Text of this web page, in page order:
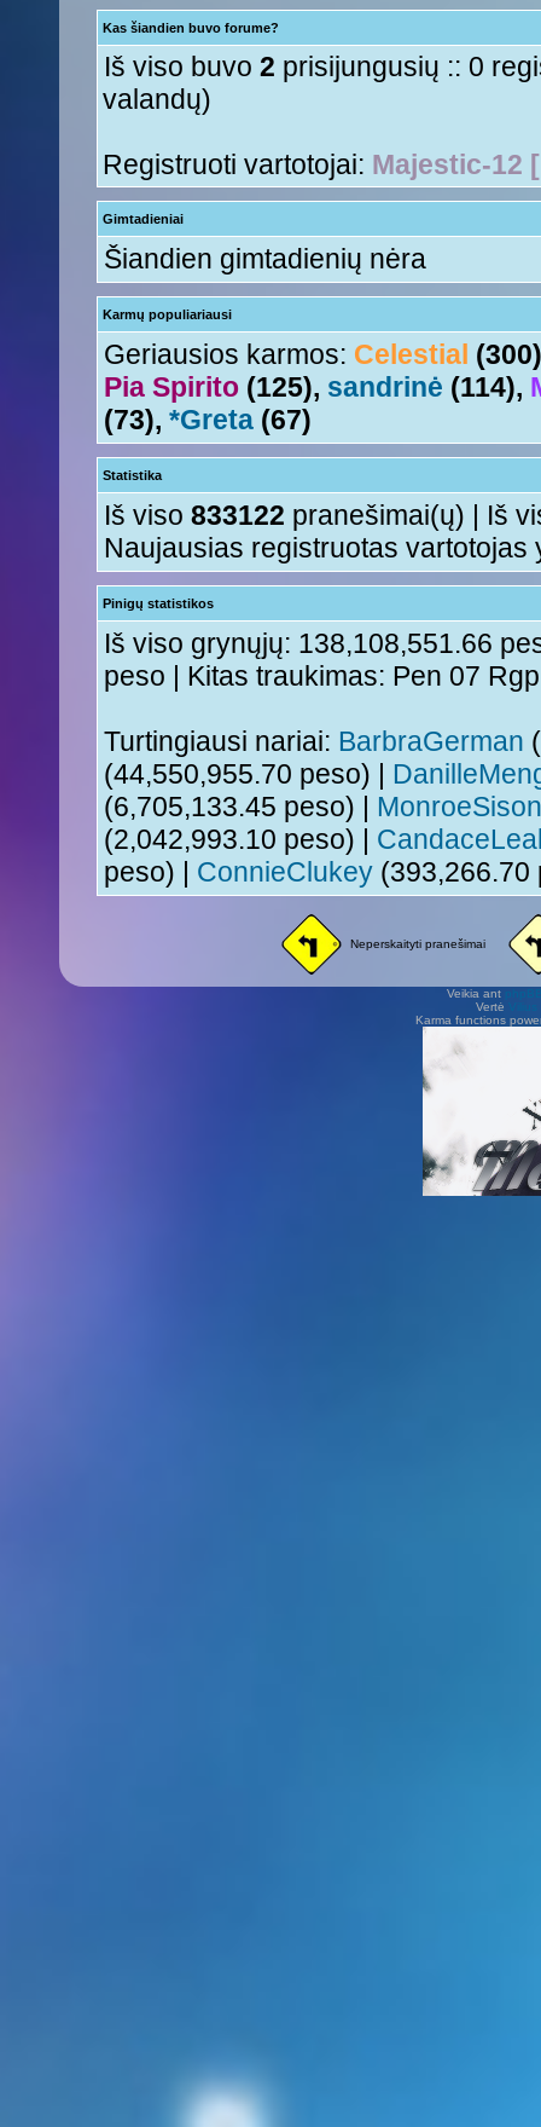
Tori« Ant 01 Rgs, 2015 11:17 am »Su naujais mokslo metais
aha
Kas šiandien buvo forume?
Iš viso buvo 2 prisijungusių :: 0
valandų)
Registruoti vartotojai: Majestic-12
Gimtadieniai
Šiandien gimtadienių nėra
Karmų populiariausi
Geriausios karmos: Celestial
Pia Spirito (125), sandrinė (114),
(73), *Greta (67)
Statistika
Iš viso 833122 pranešimai(ų) | Iš
Naujausias registruotas vartotojas
Pinigų statistikos
Iš viso grynųjų: 138,108,551.66
peso | Kitas traukimas: Pen 07
Turtingiausi nariai: BarbraGerman
(44,550,955.70 peso) |
(6,705,133.45 peso) | MonroeSison
(2,042,993.10 peso) |
peso) | ConnieClukey
Neperskaityti pranešimai
Veikia ant
Vertė Vilius
Karma functions